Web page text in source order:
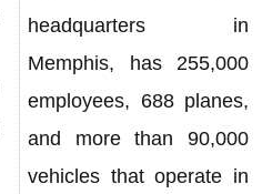
headquarters in
Memphis, has 255,000
employees, 688 planes,
and more than 90,000
vehicles that operate in